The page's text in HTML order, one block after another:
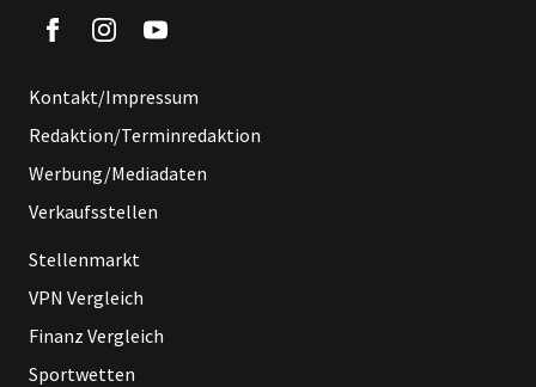
Kontakt/Impressum
Redaktion/Terminredaktion
Werbung/Mediadaten
Verkaufsstellen
Stellenmarkt
VPN Vergleich
Finanz Vergleich
Sportwetten